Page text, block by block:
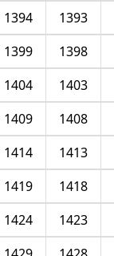
1393
1394
1398
1399
1403
1404
1408
1409
1413
1414
1418
1419
1423
1424